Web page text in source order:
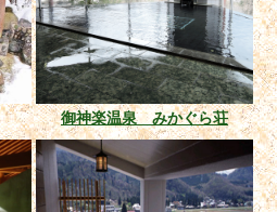
御神楽温泉 みかぐら荘